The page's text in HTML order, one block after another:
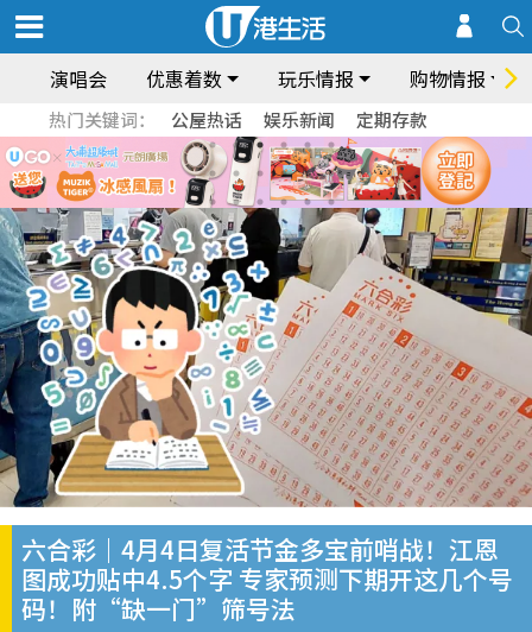
演唱会 优惠着数 玩乐情报 购物情报
热门关键词： 公屋热话 娱乐新闻 定期存款
六合彩｜4月4日复活节金多宝前哨战！江恩
图成功贴中4.5个字 专家预测下期开这几个号
码！附“缺一门”筛号法